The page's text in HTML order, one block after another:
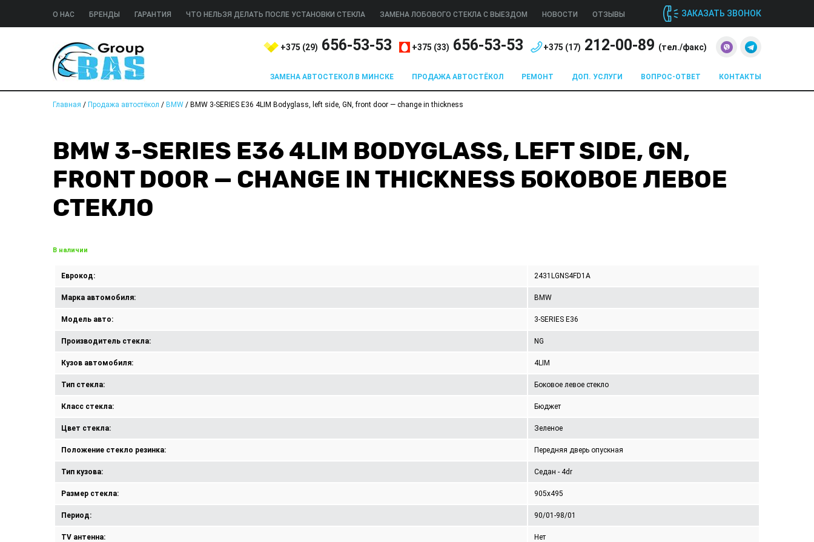
О НАС БРЕНДЫ ГАРАНТИЯ ЧТО НЕЛЬЗЯ ДЕЛАТЬ ПОСЛЕ УСТАНОВКИ СТЕКЛА ЗАМЕНА ЛОБОВОГО СТЕКЛА С ВЫЕЗДОМ НОВОСТИ ОТЗЫВЫ ЗАКАЗАТЬ ЗВОНОК
+375 (29) 656-53-53 +375 (33) 656-53-53 +375 (17) 212-00-89 (тел./факс)
ЗАМЕНА АВТОСТЕКОЛ В МИНСКЕ ПРОДАЖА АВТОСТЁКОЛ РЕМОНТ ДОП. УСЛУГИ ВОПРОС-ОТВЕТ КОНТАКТЫ
Главная / Продажа автостёкол / BMW / BMW 3-SERIES E36 4LIM Bodyglass, left side, GN, front door — change in thickness
BMW 3-SERIES E36 4LIM BODYGLASS, LEFT SIDE, GN,
FRONT DOOR — CHANGE IN THICKNESS БОКОВОЕ ЛЕВОЕ
СТЕКЛО
В наличии
Еврокод: 2431LGNS4FD1A
Марка автомобиля: BMW
Модель авто: 3-SERIES E36
Производитель стекла: NG
Кузов автомобиля: 4LIM
Тип стекла: Боковое левое стекло
Класс стекла: Бюджет
Цвет стекла: Зеленое
Положение стекло резинка: Передняя дверь опускная
Тип кузова: Седан - 4dr
Размер стекла: 905x495
Период: 90/01-98/01
TV антенна: Нет